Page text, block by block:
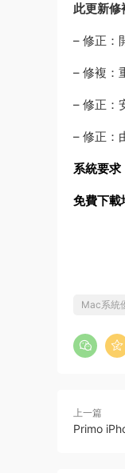
此更新修
– 修正：
– 修複：
– 修正：
– 修正：
系統要求
免費下載
Mac系統
上一篇
Primo